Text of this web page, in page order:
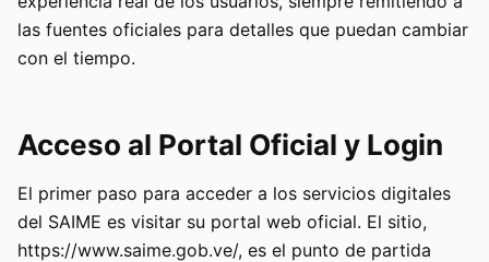
las fuentes oficiales para detalles que puedan cambiar
con el tiempo.
Acceso al Portal Oficial y Login
El primer paso para acceder a los servicios digitales
del SAIME es visitar su portal web oficial. El sitio,
https://www.saime.gob.ve/, es el punto de partida